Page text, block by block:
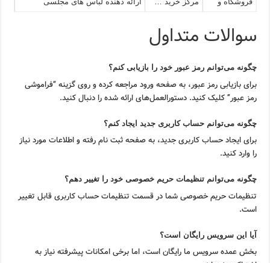
سوالات متداول
چگونه می‌توانم رمز عبور خود را بازیابی کنم؟
برای بازیابی رمز عبور، به صفحه ورود مراجعه کرده و روی گزینه “فراموشی
رمز عبور” کلیک کنید. دستورالعمل‌های ارائه شده را دنبال کنید.
چگونه می‌توانم حساب کاربری جدید ایجاد کنم؟
برای ایجاد حساب کاربری جدید، به صفحه ثبت نام رفته و اطلاعات مورد نیاز
را وارد کنید.
چگونه می‌توانم تنظیمات حریم خصوصی خود را تغییر دهم؟
تنظیمات حریم خصوصی شما در قسمت تنظیمات حساب کاربری قابل تغییر
است.
آیا این سرویس رایگان است؟
بخش عمده سرویس ما رایگان است، اما برخی امکانات پیشرفته نیاز به